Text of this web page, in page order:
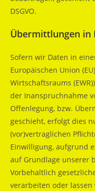
DSGVO.
Übermittlungen in
Sofern wir Daten in
Europäischen Union
Wirtschaftsraums
der Inanspruchnahme
Offenlegung, bzw.
geschieht, erfolgt dies
(vor)vertraglichen
Einwilligung, aufgrund
auf Grundlage unserer
Vorbehaltlich
verarbeiten oder